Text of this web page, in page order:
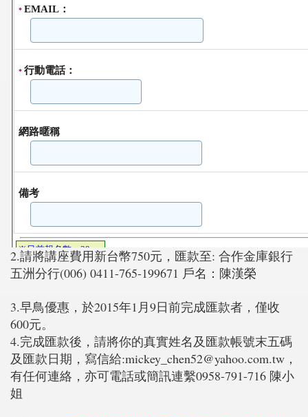
2.請將講座費用新台幣750元，匯款至: 合作金庫銀行
五洲分行(006) 0411-765-199671 戶名：陳漢榮
3.早鳥優惠，於2015年1月9日前完成匯款者，僅收
600元。
4.完成匯款後，請將你的真實姓名及匯款帳號末五碼
及匯款日期，寫信給:mickey_chen52@yahoo.com.tw，
有任何連絡，亦可電話或簡訊連繫0958-791-716 陳小
姐